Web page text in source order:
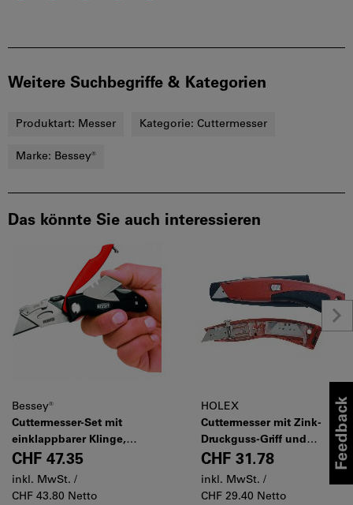
Weitere Suchbegriffe & Kategorien
Produktart: Messer Kategorie: Cuttermesser
Marke: Bessey®
Das könnte Sie auch interessieren
Bessey®
Cuttermesser-Set mit
einklappbarer Klinge,
Anzahl Teile: 20
CHF 47.35
inkl. MwSt. /
CHF 43.80 Netto
HOLEX
Cuttermesser mit Zink-
Druckguss-Griff und
einziehbarer Klinge, mit
Aufbewahrungs-Köcher
CHF 31.78
inkl. MwSt. /
CHF 29.40 Netto